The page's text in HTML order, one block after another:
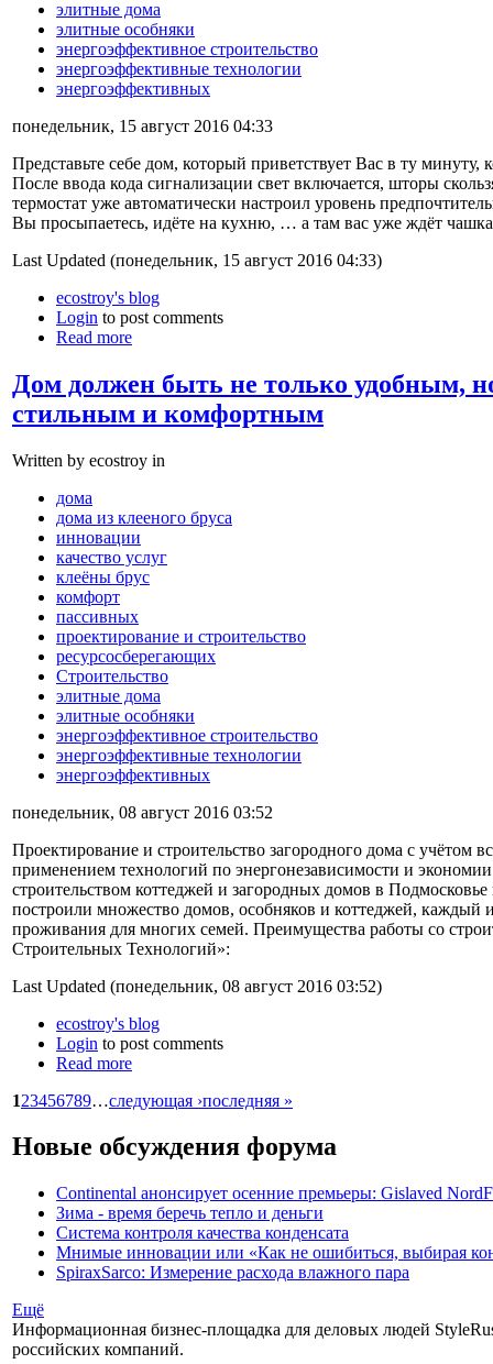
элитные дома
элитные особняки
энергоэффективное строительство
энергоэффективные технологии
энергоэффективных
понедельник, 15 август 2016 04:33
Представьте себе дом, который приветствует Вас в ту минуту,
После ввода кода сигнализации свет включается, шторы
термостат уже автоматически настроил уровень
Вы просыпаетесь, идёте на кухню, … а там вас уже ждёт
Last Updated (понедельник, 15 август 2016 04:33)
ecostroy's blog
Login to post comments
Read more
Дом должен быть не только удобным,
стильным и комфортным
Written by ecostroy in
дома
дома из клееного бруса
инновации
качество услуг
клеёны брус
комфорт
пассивных
проектирование и строительство
ресурсосберегающих
Строительство
элитные дома
элитные особняки
энергоэффективное строительство
энергоэффективные технологии
энергоэффективных
понедельник, 08 август 2016 03:52
Проектирование и строительство загородного дома с учётом
применением технологий по энергонезависимости и
строительством коттеджей и загородных домов в
построили множество домов, особняков и коттеджей, каждый
проживания для многих семей. Преимущества работы со
Строительных Технологий»:
Last Updated (понедельник, 08 август 2016 03:52)
ecostroy's blog
Login to post comments
Read more
123456789…следующая ›последняя »
Новые обсуждения форума
Continental анонсирует осенние премьеры: Gislaved
Зима - время беречь тепло и деньги
Система контроля качества конденсата
Мнимые инновации или «Как не ошибиться, выбирая
SpiraxSarco: Измерение расхода влажного пара
Ещё
Информационная бизнес-площадка для деловых людей
российских компаний.